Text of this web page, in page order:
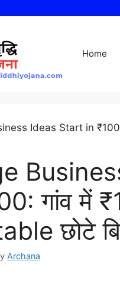
Home
गांव में
छोटे
Archana